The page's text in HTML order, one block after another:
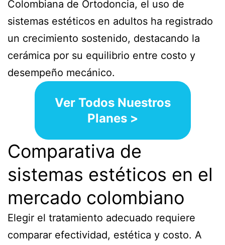
Colombiana de Ortodoncia, el uso de
sistemas estéticos en adultos ha registrado
un crecimiento sostenido, destacando la
cerámica por su equilibrio entre costo y
desempeño mecánico.
Ver Todos Nuestros
Planes >
Comparativa de
sistemas estéticos en el
mercado colombiano
Elegir el tratamiento adecuado requiere
comparar efectividad, estética y costo. A